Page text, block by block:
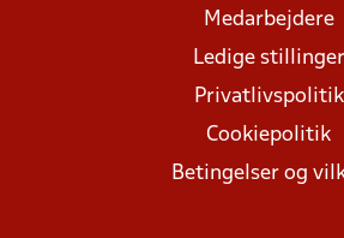
Medarbejdere
Ledige stillinger
Privatlivspolitik
Cookiepolitik
Betingelser og